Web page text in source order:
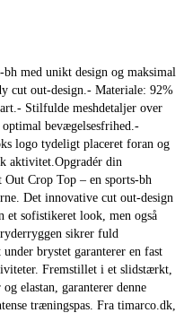
med unikt design og maksimal
cut out-design.- Materiale: 92%
Stilfulde meshdetaljer over
bevægelsesfrihed.-
logo tydeligt placeret foran og
aktivitet.Opgradér din
Crop Top – en sports-bh
Det innovative cut out-design
et sofistikeret look, men også
sikrer fuld
brystet garanterer en fast
Fremstillet i et slidstærkt,
elastan, garanterer denne
træningspas. Fra timarco.dk,